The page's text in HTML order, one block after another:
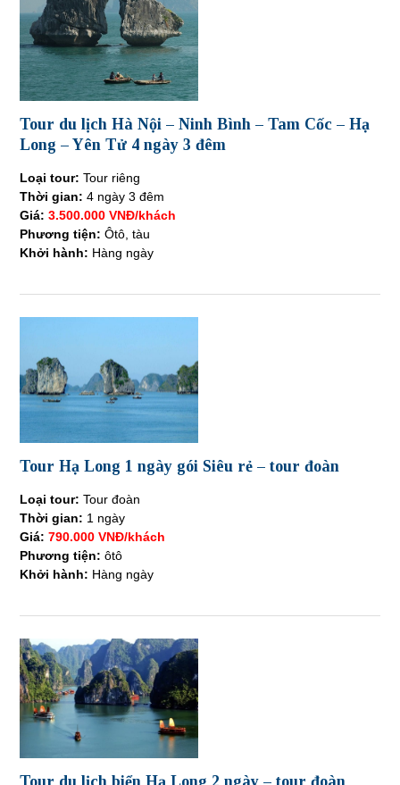
Tour du lịch Hà Nội – Ninh Bình – Tam Cốc – Hạ
Long – Yên Tử 4 ngày 3 đêm
Loại tour:Tour riêng
Thời gian:4 ngày 3 đêm
Giá:3.500.000 VNĐ/khách
Phương tiện:Ôtô, tàu
Khởi hành: Hàng ngày
Tour Hạ Long 1 ngày gói Siêu rẻ – tour đoàn
Loại tour:Tour đoàn
Thời gian: 1 ngày
Giá:790.000 VNĐ/khách
Phương tiện:ôtô
Khởi hành: Hàng ngày
Tour du lịch biển Hạ Long 2 ngày – tour đoàn